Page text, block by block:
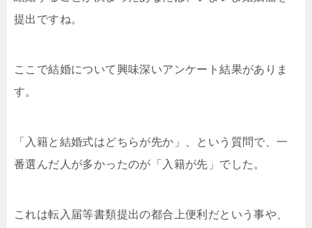
提出ですね。
ここで結婚について興味深いアンケート結果がありま
す。
「入籍と結婚式はどちらが先か」、という質問で、一
番選んだ人が多かったのが「入籍が先」でした。
これは転入届等書類提出の都合上便利だという事や、